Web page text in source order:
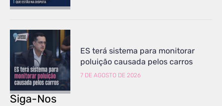
ES terá sistema para monitorar
poluição causada pelos carros
7 DE AGOSTO DE 2026
Siga-Nos